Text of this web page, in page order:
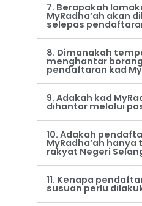
7. Berapakah
MyRadha’ah akan
selepas
8. Dimanakah
menghantar
pendaftaran kad
9. Adakah kad
dihantar melalui
10. Adakah
MyRadha’ah
rakyat Negeri
11. Kenapa
susuan perlu